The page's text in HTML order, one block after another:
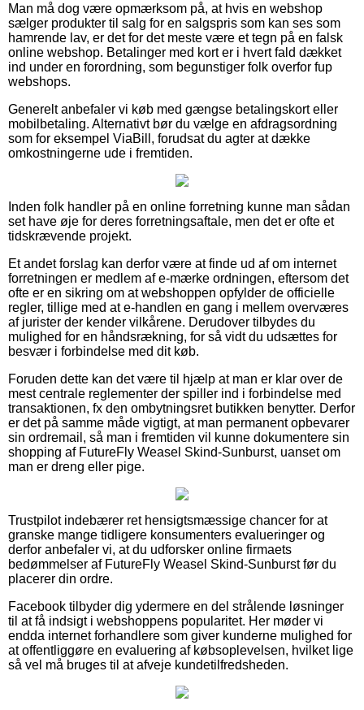
Man må dog være opmærksom på, at hvis en webshop
sælger produkter til salg for en salgspris som kan ses som
hamrende lav, er det for det meste være et tegn på en falsk
online webshop. Betalinger med kort er i hvert fald dækket
ind under en forordning, som begunstiger folk overfor fup
webshops.
Generelt anbefaler vi køb med gængse betalingskort eller
mobilbetaling. Alternativt bør du vælge en afdragsordning
som for eksempel ViaBill, forudsat du agter at dække
omkostningerne ude i fremtiden.
Inden folk handler på en online forretning kunne man sådan
set have øje for deres forretningsaftale, men det er ofte et
tidskrævende projekt.
Et andet forslag kan derfor være at finde ud af om internet
forretningen er medlem af e-mærke ordningen, eftersom det
ofte er en sikring om at webshoppen opfylder de officielle
regler, tillige med at e-handlen en gang i mellem overværes
af jurister der kender vilkårene. Derudover tilbydes du
mulighed for en håndsrækning, for så vidt du udsættes for
besvær i forbindelse med dit køb.
Foruden dette kan det være til hjælp at man er klar over de
mest centrale reglementer der spiller ind i forbindelse med
transaktionen, fx den ombytningsret butikken benytter. Derfor
er det på samme måde vigtigt, at man permanent opbevarer
sin ordremail, så man i fremtiden vil kunne dokumentere sin
shopping af FutureFly Weasel Skind-Sunburst, uanset om
man er dreng eller pige.
Trustpilot indebærer ret hensigtsmæssige chancer for at
granske mange tidligere konsumenters evalueringer og
derfor anbefaler vi, at du udforsker online firmaets
bedømmelser af FutureFly Weasel Skind-Sunburst før du
placerer din ordre.
Facebook tilbyder dig ydermere en del strålende løsninger
til at få indsigt i webshoppens popularitet. Her møder vi
endda internet forhandlere som giver kunderne mulighed for
at offentliggøre en evaluering af købsoplevelsen, hvilket lige
så vel må bruges til at afveje kundetilfredsheden.